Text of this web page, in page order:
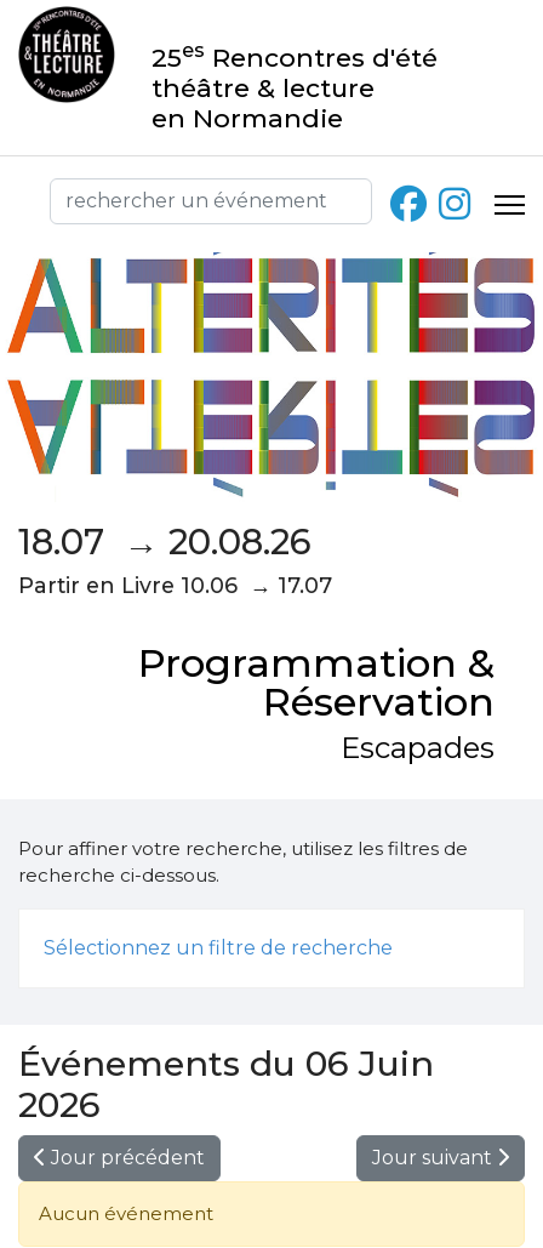
25es Rencontres d'été
théâtre & lecture
en Normandie
18.07 → 20.08.26
Partir en Livre 10.06 → 17.07
Programmation &
Réservation
Escapades
Pour affiner votre recherche, utilisez les filtres de
recherche ci-dessous.
Sélectionnez un filtre de recherche
Événements du 06 Juin
2026
Jour précédent Jour suivant
Aucun événement